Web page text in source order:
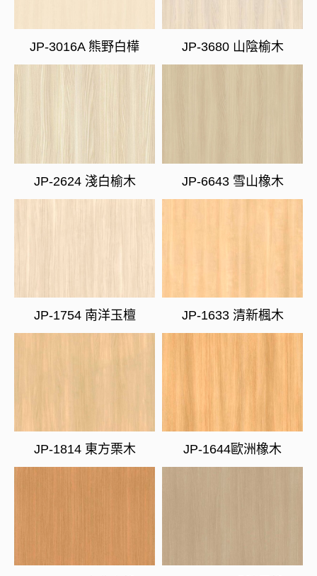
JP-3016A 熊野白樺 JP-3680 山陰榆木
JP-2624 淺白榆木 JP-6643 雪山橡木
JP-1754 南洋玉檀 JP-1633 清新楓木
JP-1814 東方栗木 JP-1644歐洲橡木